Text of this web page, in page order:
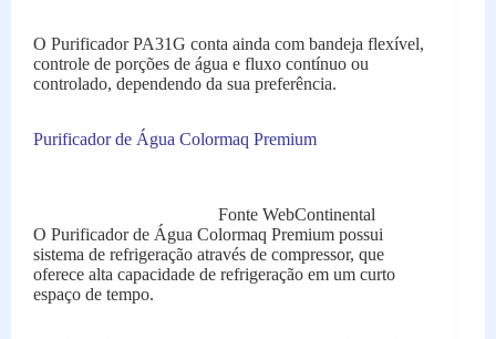
O Purificador PA31G conta ainda com bandeja flexível,
controle de porções de água e fluxo contínuo ou
controlado, dependendo da sua preferência.
Purificador de Água Colormaq Premium
Fonte WebContinental
O Purificador de Água Colormaq Premium possui
sistema de refrigeração através de compressor, que
oferece alta capacidade de refrigeração em um curto
espaço de tempo.